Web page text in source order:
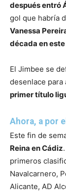
después entró
gol que habría
Vanessa
década en
El Jimbee se
desenlace para
primer título
Ahora, a por
Este fin de
Reina en Cádiz
primeros
Navalcarnero,
Alicante, AD